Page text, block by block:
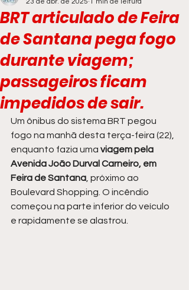
BRT articulado de Feira
de Santana pega fogo
durante viagem;
passageiros ficam
impedidos de sair.
Um ônibus do sistema BRT pegou
fogo na manhã desta terça-feira (22),
enquanto fazia uma viagem pela
Avenida João Durval Carneiro, em
Feira de Santana , próximo ao
Boulevard Shopping. O incêndio
começou na parte inferior do veículo
e rapidamente se alastrou.